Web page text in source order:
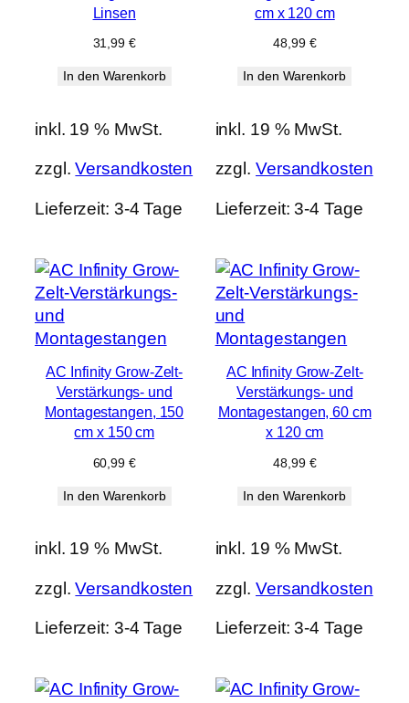
Linsen
31,99 €
In den Warenkorb
inkl. 19 % MwSt.
zzgl.Versandkosten
Lieferzeit: 3-4 Tage
cm x 120 cm
48,99 €
In den Warenkorb
inkl. 19 % MwSt.
zzgl. Versandkosten
Lieferzeit:3-4 Tage
AC Infinity Grow-Zelt-
Verstärkungs- und
Montagestangen, 150
cm x 150 cm
60,99 €
In den Warenkorb
inkl. 19 % MwSt.
zzgl.Versandkosten
Lieferzeit: 3-4 Tage
AC Infinity Grow-Zelt-
Verstärkungs- und
Montagestangen, 60 cm
x 120 cm
48,99 €
In den Warenkorb
inkl. 19 % MwSt.
zzgl. Versandkosten
Lieferzeit:3-4 Tage